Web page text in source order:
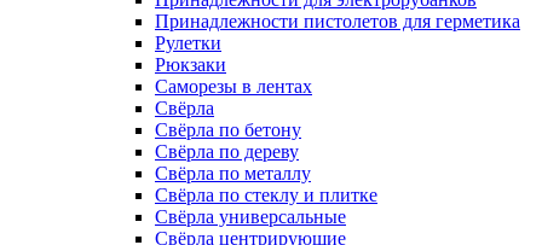
Принадлежности пистолетов для герметика
Рулетки
Рюкзаки
Саморезы в лентах
Свёрла
Свёрла по бетону
Свёрла по дереву
Свёрла по металлу
Свёрла по стеклу и плитке
Свёрла универсальные
Свёрла центрирующие